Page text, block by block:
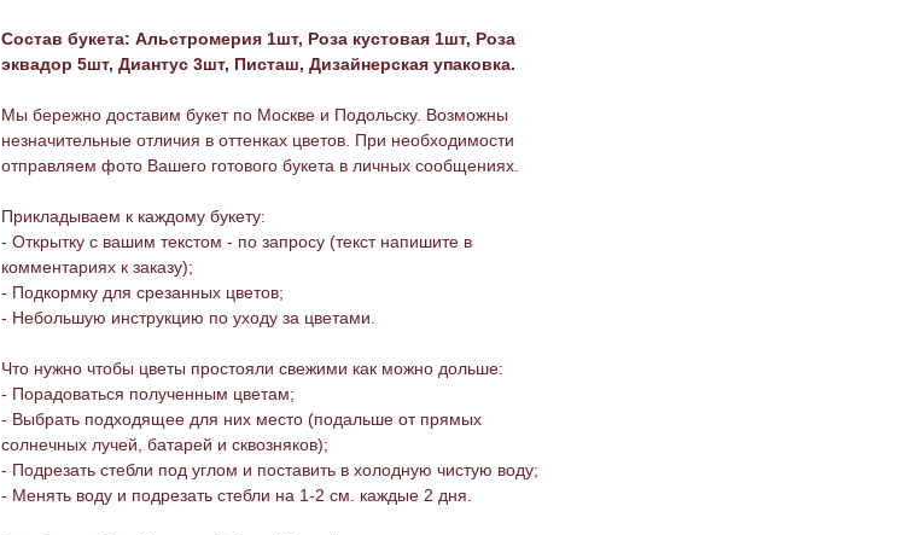
Состав букета: Альстромерия 1шт, Роза кустовая 1шт, Роза
эквадор 5шт, Диантус 3шт, Писташ, Дизайнерская упаковка.
Мы бережно доставим букет по Москве и Подольску. Возможны
незначительные отличия в оттенках цветов. При необходимости
отправляем фото Вашего готового букета в личных сообщениях.
Прикладываем к каждому букету:
- Открытку с вашим текстом - по запросу (текст напишите в
комментариях к заказу);
- Подкормку для срезанных цветов;
- Небольшую инструкцию по уходу за цветами.
Что нужно чтобы цветы простояли свежими как можно дольше:
- Порадоваться полученным цветам;
- Выбрать подходящее для них место (подальше от прямых
солнечных лучей, батарей и сквозняков);
- Подрезать стебли под углом и поставить в холодную чистую воду;
- Менять воду и подрезать стебли на 1-2 см. каждые 2 дня.